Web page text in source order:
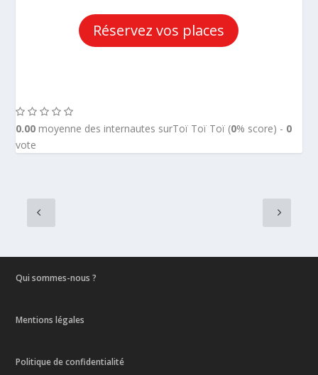
Réservez vos places
0.00 moyenne des internautes surToï Toï Toï (0% score) - 0
vote
Qui sommes-nous ?
Mentions légales
Politique de confidentialité